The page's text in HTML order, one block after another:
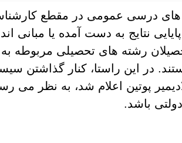
درصد برنامه های درسی عمومی در مقطع
نتایج به دست آمده یا مبانی
رشته های تحصیلی مربوطه
در این راستا، کنار گذاشتن
پوتین اعلام شد، به نظر می
باشد.